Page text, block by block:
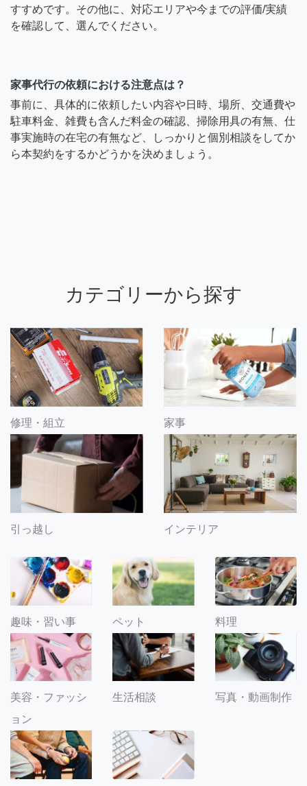
すすめです。その他に、対応エリアや今までの評価/実績
を確認して、選んでください。
家事代行の依頼における注意点は？
事前に、具体的に依頼したい内容や日時、場所、交通費や
駐車料金、雑費も含んだ料金の確認、掃除用具の有無、仕
事実施時の在宅の有無など、しっかりと個別相談をしてか
ら本契約をするかどうかを決めましょう。
カテゴリーから探す
修理・組立 家事
引っ越し インテリア
趣味・習い事 ペット 料理
美容・ファッシ
ョン
生活相談 写真・動画制作